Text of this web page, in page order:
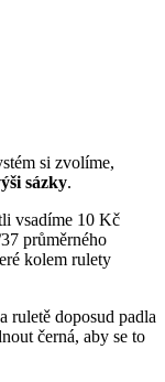
si zvolíme,
sázky.
vsadíme 10 Kč
průměrného
kolem rulety
ruletě doposud padla
černá, aby se to